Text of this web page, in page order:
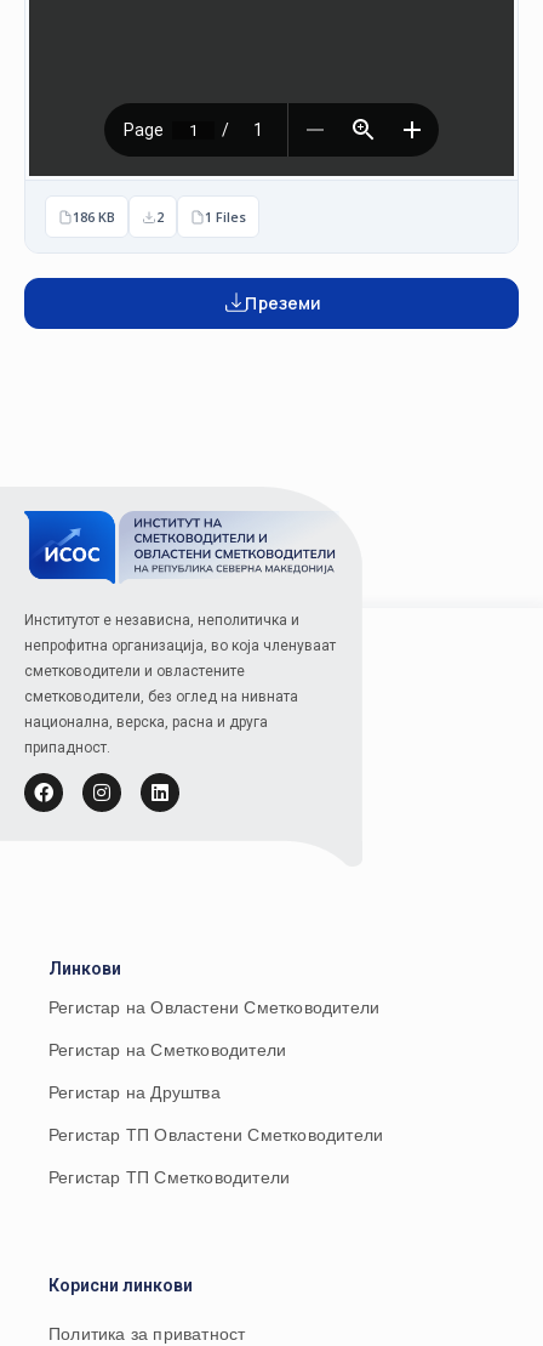
186 KB 2 1 Files
Преземи
Институтот е независна, неполитичка и
непрофитна организација, во која членуваат
сметководители и овластените
сметководители, без оглед на нивната
национална, верска, расна и друга
припадност.
Линкови
Регистар на Овластени Сметководители
Регистар на Сметководители
Регистар на Друштва
Регистар ТП Овластени Сметководители
Регистар ТП Сметководители
Корисни линкови
Политика за приватност